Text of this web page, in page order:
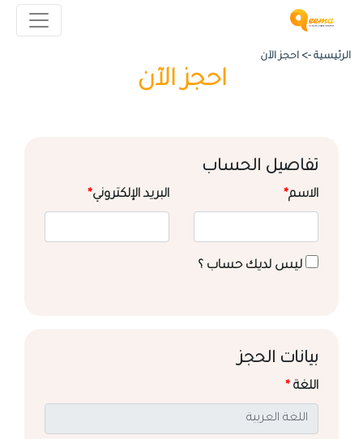
الرئيسية -> احجز الآن
احجز الآن
تفاصيل الحساب
الاسم* البريد الإلكتروني*
ليس لديك حساب ؟
بيانات الحجز
اللغة *